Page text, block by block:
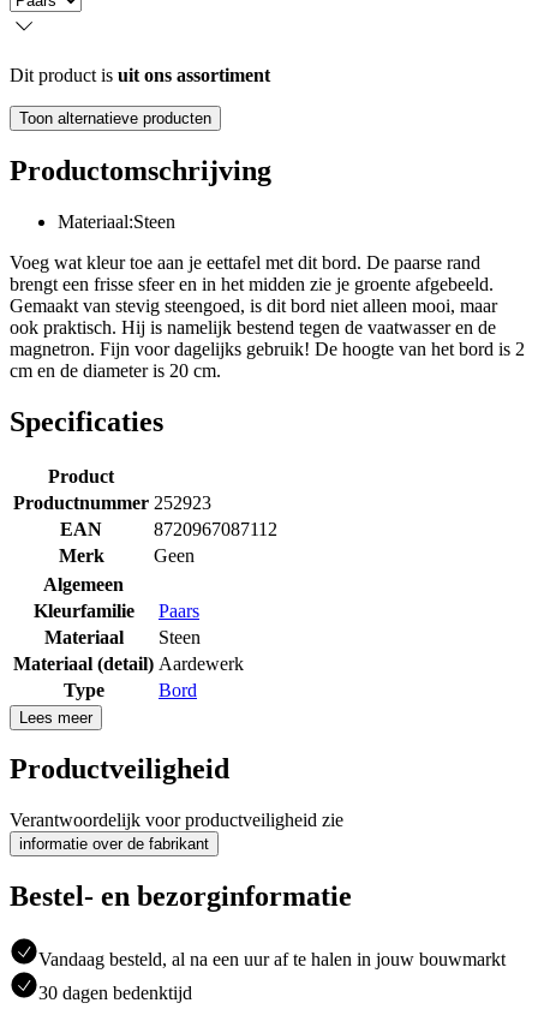
Dit product is uit ons assortiment
Toon alternatieve producten
Productomschrijving
Materiaal:Steen
Voeg wat kleur toe aan je eettafel met dit bord. De paarse rand
brengt een frisse sfeer en in het midden zie je groente afgebeeld.
Gemaakt van stevig steengoed, is dit bord niet alleen mooi, maar
ook praktisch. Hij is namelijk bestend tegen de vaatwasser en de
magnetron. Fijn voor dagelijks gebruik! De hoogte van het bord is 2
cm en de diameter is 20 cm.
Specificaties
Product
Productnummer 252923
EAN
8720967087112
Merk
Geen
Algemeen
Kleurfamilie
Paars
Materiaal
Steen
Materiaal (detail) Aardewerk
Type
Bord
Lees meer
Productveiligheid
Verantwoordelijk voor productveiligheid zie
informatie over de fabrikant
Bestel- en bezorginformatie
Vandaag besteld, al na een uur af te halen in jouw bouwmarkt
30 dagen bedenktijd